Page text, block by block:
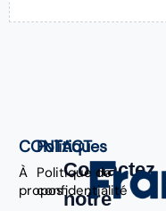
CONTACT
À
propos
Politiques
Politique de
confidentialité
Contactez
notre